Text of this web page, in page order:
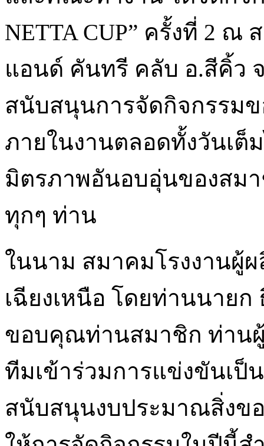
NETTA CUP” ครั้งที่ 2
แอนด์ คันทรี คลับ อ.สีคิ้ว
สนับสนุนการจัดกิจกรรม
ภายในงานตลอดทั้งวันเ
มิตรภาพอันอบอุ่นของสม
ทุกๆ ท่าน
ในนาม สมาคมโรงงานผู้
เฉียงเหนือ โดยท่านนายก
ขอบคุณท่านสมาชิก ท่านผู้
ทีมเข้าร่วมการแข่งขันเป็
สนับสนุนงบประมาณสิ่งข